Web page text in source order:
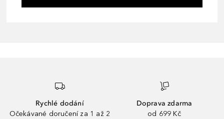
Rychlé dodání
Očekávané doručení za 1 až 2
Doprava zdarma
od 699 Kč